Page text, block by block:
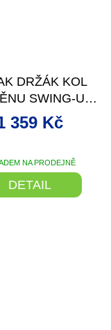
DRŽÁK KOL
SWING-UP
NA PRODEJNĚ
359 Kč
DETAIL